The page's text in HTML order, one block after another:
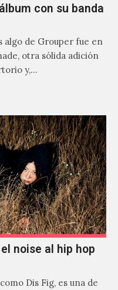
con su banda
algo de Grouper fue en
otra sólida adición
y,…
noise al hip hop
Dis Fig, es una de